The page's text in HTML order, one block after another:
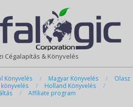
Cégalapítás & Könyvelés
Könyvelés Magyar Könyvelés
Olasz
Holland Könyvelés
Affiliate program